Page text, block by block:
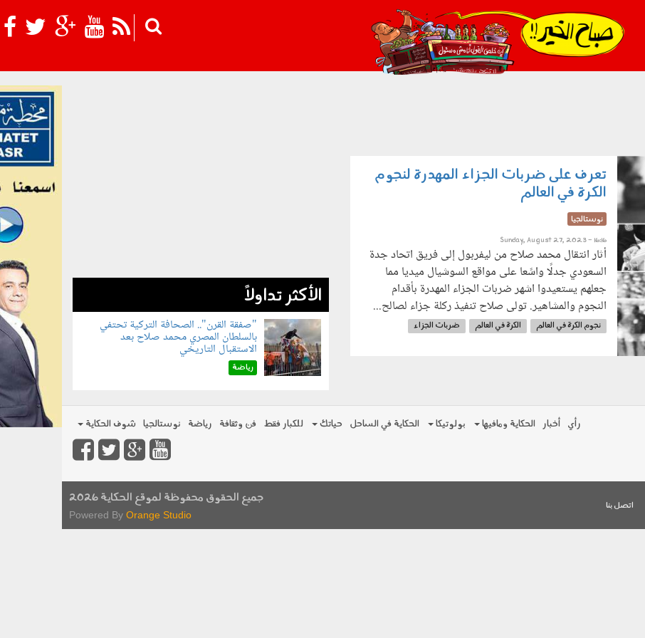
021_2.png
تعرف على ضربات الجزاء المهدرة لنجوم
الكرة في العالم
نوستالجيا
Sunday, August 27, 2023 - 16:16
أثار انتقال محمد صلاح من ليفربول إلى فريق اتحاد جدة
السعودي جدلًا واسًعا على مواقع السوشيال ميديا مما
جعلهم يستعيدوا اشهر ضربات الجزاء المهدرة بأقدام
النجوم والمشاهير. تولى صلاح تنفيذ ركلة جزاء لصالح...
نجوم الكرة في العالم الكرة في العالم
ضربات الجزاء
الأكثر تداولاً
070801.jpg
"صفقة القرن".. الصحافة التركية تحتفي
بالسلطان المصري محمد صلاح بعد
الاستقبال التاريخي
رياضة
رأي أخبار الحكاية ومافيها بولوتيكا الحكاية في الساحل حياتك للكبار فقط فن وثقافة رياضة نوستالجيا شوف الحكاية
اتصل بنا جميع الحقوق محفوظة لموقع الحكاية 2026
Powered By Orange Studio